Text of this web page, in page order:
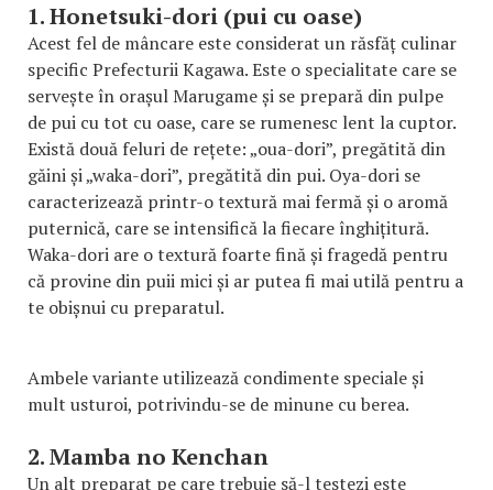
1. Honetsuki-dori (pui cu oase)
Acest fel de mâncare este considerat un răsfăț culinar
specific Prefecturii Kagawa. Este o specialitate care se
servește în orașul Marugame și se prepară din pulpe
de pui cu tot cu oase, care se rumenesc lent la cuptor.
Există două feluri de rețete: „oua-dori”, pregătită din
găini și „waka-dori”, pregătită din pui. Oya-dori se
caracterizează printr-o textură mai fermă și o aromă
puternică, care se intensifică la fiecare înghițitură.
Waka-dori are o textură foarte fină și fragedă pentru
că provine din puii mici și ar putea fi mai utilă pentru a
te obișnui cu preparatul.
Ambele variante utilizează condimente speciale și
mult usturoi, potrivindu-se de minune cu berea.
2. Mamba no Kenchan
Un alt preparat pe care trebuie să-l testezi este